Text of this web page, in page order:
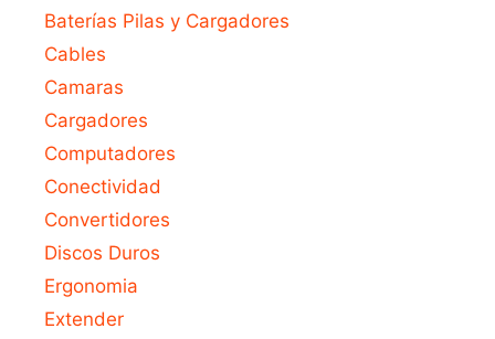
Baterías Pilas y Cargadores
Cables
Camaras
Cargadores
Computadores
Conectividad
Convertidores
Discos Duros
Ergonomia
Extender